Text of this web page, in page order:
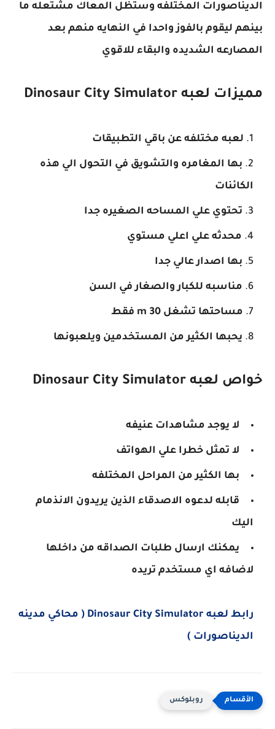
الديناصورات المختلفه وستظل المعاك مشتعله ما
بينهم ليقوم بالفوز واحدا في النهايه منهم بعد
المصارعه الشديده والبقاء للاقوي
مميزات لعبه Dinosaur City Simulator
لعبه مختلفه عن باقي التطبيقات
بها المغامره والتشويق في التحول الي هذه
الكائنات
تحتوي علي المساحه الصغيره جدا
محدثه علي اعلي مستوي
بها اصدار عالي جدا
مناسبه للكبار والصغار في السن
مساحتها تشغل 30 m فقط
يحبها الكثير من المستخدمين ويلعبونها
خواص لعبه Dinosaur City Simulator
لا يوجد مشاهدات عنيفه
لا تمثل خطرا علي الهواتف
بها الكثير من المراحل المختلفه
قابله لدعوه الاصدقاء الذين يريدون الانذمام
اليك
يمكنك ارسال طلبات الصداقه من داخلها
لاضافه اي مستخدم تريده
رابط لعبه Dinosaur City Simulator ( محاكي مدينه
الديناصورات )
روبلوكس